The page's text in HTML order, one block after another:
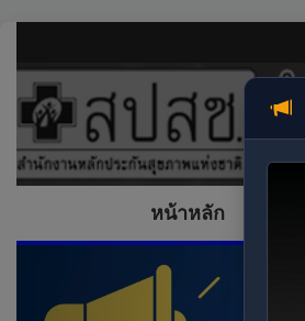
หน้าหลัก